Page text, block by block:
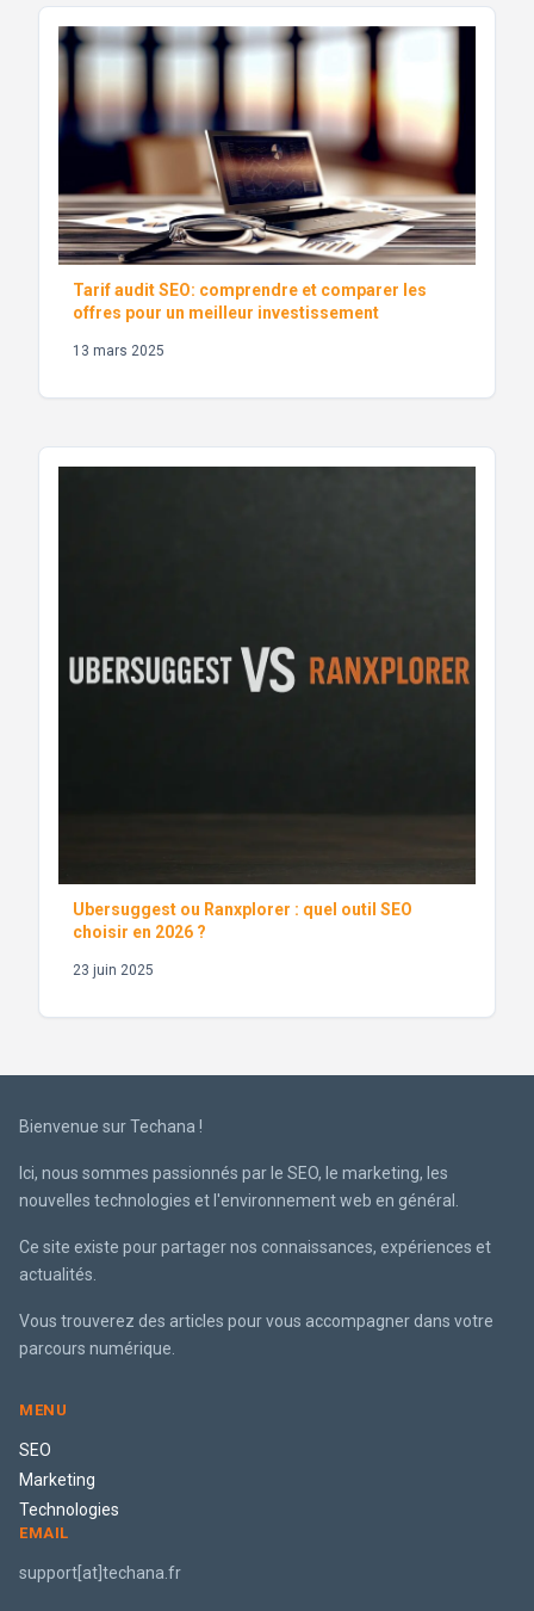
Tarif audit SEO: comprendre et comparer les
offres pour un meilleur investissement
13 mars 2025
Ubersuggest ou Ranxplorer : quel outil SEO
choisir en 2026 ?
23 juin 2025
Bienvenue sur Techana !
Ici, nous sommes passionnés par le SEO, le marketing, les
nouvelles technologies et l'environnement web en général.
Ce site existe pour partager nos connaissances, expériences et
actualités.
Vous trouverez des articles pour vous accompagner dans votre
parcours numérique.
MENU
SEO
Marketing
Technologies
EMAIL
support[at]techana.fr